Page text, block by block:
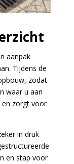
aanpak
Tijdens de
zodat
waar u aan
zorgt voor
in druk
en stap voor